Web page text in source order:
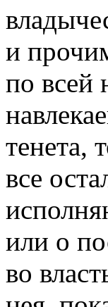
и
по всей
тенета,
все
или о
во